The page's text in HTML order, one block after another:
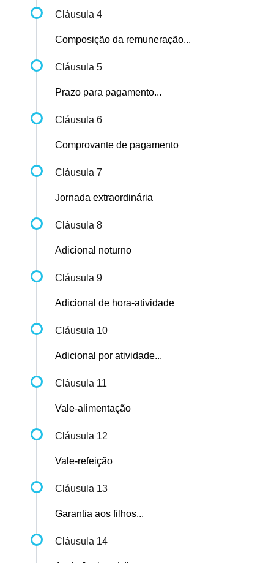
Cláusula 4
Composição da remuneração...
Cláusula 5
Prazo para pagamento...
Cláusula 6
Comprovante de pagamento
Cláusula 7
Jornada extraordinária
Cláusula 8
Adicional noturno
Cláusula 9
Adicional de hora-atividade
Cláusula 10
Adicional por atividade...
Cláusula 11
Vale-alimentação
Cláusula 12
Vale-refeição
Cláusula 13
Garantia aos filhos...
Cláusula 14